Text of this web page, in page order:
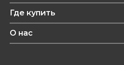
Уход за волосами
Красота и здоровье
Уход за домом
Рецепты
Где купить
О нас